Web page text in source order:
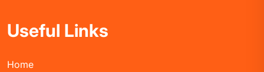
Useful Links
Home